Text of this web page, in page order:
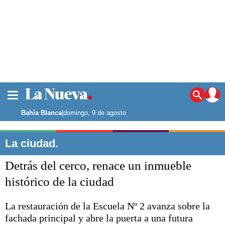
Noticias
La ciudad
Punta Alta
El mundo
Seguridad
Deportes
Escenario Olímpico
Liga del Sur
Bahía Blanca|domingo, 9 de agosto
La ciudad.
Detrás del cerco, renace un inmueble
histórico de la ciudad
La restauración de la Escuela Nº 2 avanza sobre la
fachada principal y abre la puerta a una futura